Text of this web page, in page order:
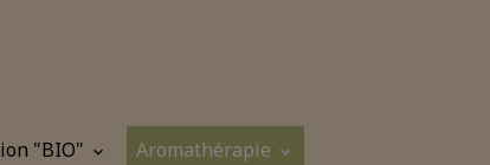
"BIO" Aromathérapie